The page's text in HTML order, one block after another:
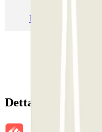
Parcheggio
Dettagli della